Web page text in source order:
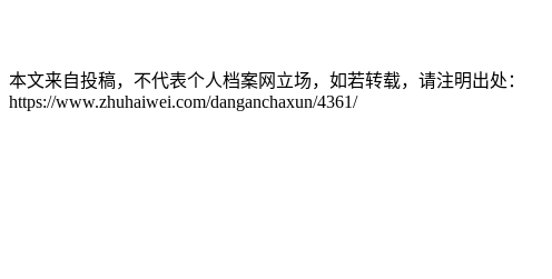
本文来自投稿，不代表个人档案网立场，如若转载，请注明出处：
https://www.zhuhaiwei.com/danganchaxun/4361/